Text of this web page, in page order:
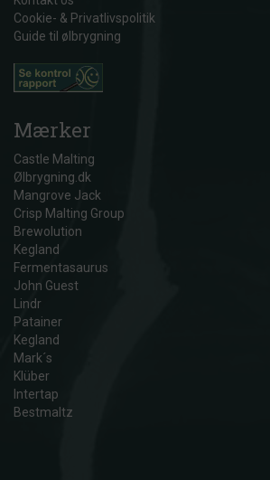
Cookie- & Privatlivspolitik
Guide til ølbrygning
Mærker
Castle Malting
Ølbrygning.dk
Mangrove Jack
Crisp Malting Group
Brewolution
Kegland
Fermentasaurus
John Guest
Lindr
Patainer
Kegland
Mark´s
Klüber
Intertap
Bestmaltz